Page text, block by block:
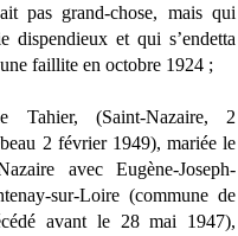
pas grand-chose, mais qui
et qui s’endetta
faillite en octobre 1924 ;
Tahier, (Saint-Nazaire, 2
2 février 1949), mariée le
avec Eugène-Joseph-
sur-Loire (commune de
avant le 28 mai 1947),